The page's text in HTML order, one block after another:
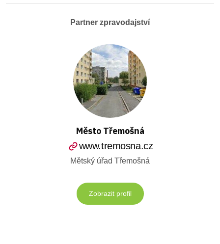
Partner zpravodajství
Město Třemošná
www.tremosna.cz
Mětský úřad Třemošná
Zobrazit profil